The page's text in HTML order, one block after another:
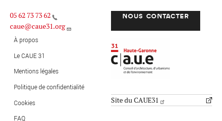
05 62 73 73 62
caue@caue31.org
NOUS CONTACTER
MENU PIED DE PAGE
À propos
Le CAUE 31
Mentions légales
Politique de confidentialité
Cookies
FAQ
Site du CAUE31